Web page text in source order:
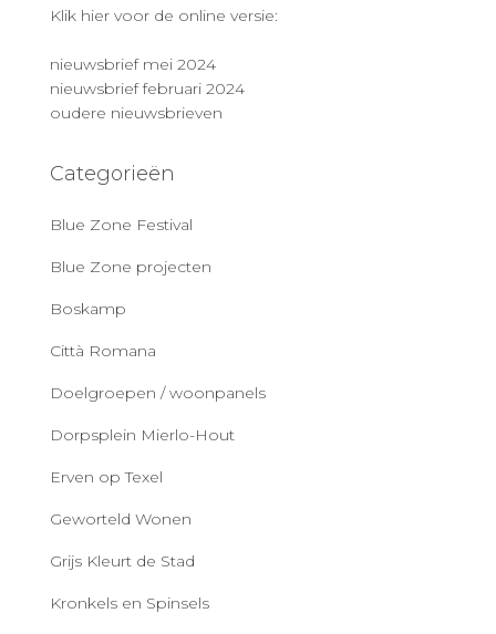
Klik hier voor de online versie:
nieuwsbrief mei 2024
nieuwsbrief februari 2024
oudere nieuwsbrieven
Categorieën
Blue Zone Festival
Blue Zone projecten
Boskamp
Città Romana
Doelgroepen / woonpanels
Dorpsplein Mierlo-Hout
Erven op Texel
Geworteld Wonen
Grijs Kleurt de Stad
Kronkels en Spinsels